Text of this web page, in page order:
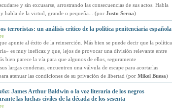
y sin excusarse, arrostrando las consecuencias de sus actos. Habla
habla de la virtud, grande o pequeña... (por Justo Serna)
terroristas: un análisis crítico de la política penitenciaria española
apunte al éxito de la reinserción. Más bien se puede decir que la política
es muy ineficaz y que, lejos de provocar una división relevante entre
bien parece la vía para que algunos de ellos, seguramente
largas condenas, encuentren una válvula de escape para acortarlas
atenuar las condiciones de su privación de libertad (por Mikel Buesa)
: James Arthur Baldwin o la voz literaria de los negros
las luchas civiles de la década de los sesenta